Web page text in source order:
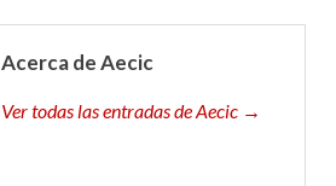
Acerca de Aecic
Ver todas las entradas de Aecic →